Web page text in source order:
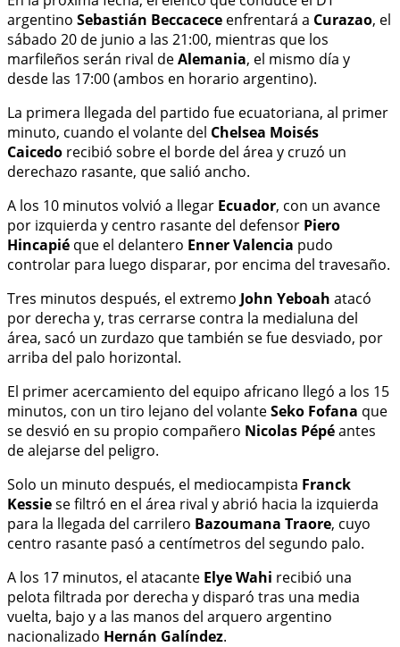
argentino Sebastián Beccacece enfrentará a Curazao, el
sábado 20 de junio a las 21:00, mientras que los
marfileños serán rival deAlemania, el mismo día y
desde las 17:00 (ambos en horario argentino).
La primera llegada del partido fue ecuatoriana, al primer
minuto, cuando el volante del Chelsea Moisés
Caicedo recibió sobre el borde del área y cruzó un
derechazo rasante, que salió ancho.
A los 10 minutos volvió a llegar Ecuador, con un avance
por izquierda y centro rasante del defensor Piero
Hincapié que el delantero Enner Valencia pudo
controlar para luego disparar, por encima del travesaño.
Tres minutos después, el extremo John Yeboah atacó
por derecha y, tras cerrarse contra la medialuna del
área, sacó un zurdazo que también se fue desviado, por
arriba del palo horizontal.
El primer acercamiento del equipo africano llegó a los 15
minutos, con un tiro lejano del volanteSeko Fofana que
se desvió en su propio compañero Nicolas Pépéantes
de alejarse del peligro.
Solo un minuto después, el mediocampista Franck
Kessiese filtró en el área rival y abrió hacia la izquierda
para la llegada del carrilero Bazoumana Traore, cuyo
centro rasante pasó a centímetros del segundo palo.
A los 17 minutos, el atacante Elye Wahi recibió una
pelota filtrada por derecha y disparó tras una media
vuelta, bajo y a las manos del arquero argentino
nacionalizado Hernán Galíndez.